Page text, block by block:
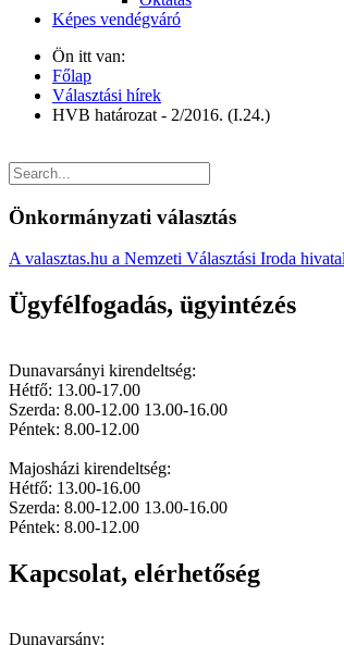
Képes vendégváró
Ön itt van:
Főlap
Választási hírek
HVB határozat - 2/2016. (I.24.)
Önkormányzati választás
A valasztas.hu a Nemzeti Választási Iroda
Ügyfélfogadás, ügyintézés
Dunavarsányi kirendeltség:
Hétfő: 13.00-17.00
Szerda: 8.00-12.00 13.00-16.00
Péntek: 8.00-12.00
Majosházi kirendeltség:
Hétfő: 13.00-16.00
Szerda: 8.00-12.00 13.00-16.00
Péntek: 8.00-12.00
Kapcsolat, elérhetőség
Dunavarsány: